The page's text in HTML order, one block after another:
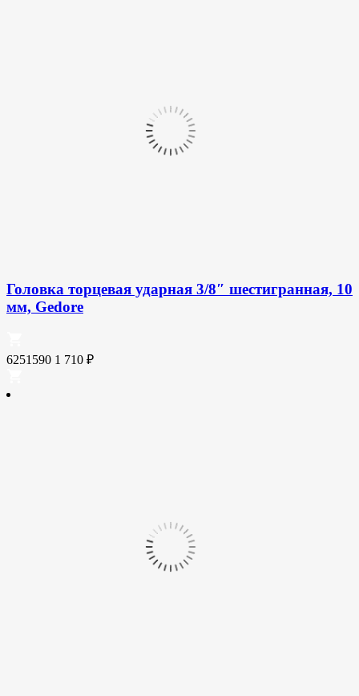
Головка торцевая ударная 3/8″ шестигранная, 10
мм, Gedore
6251590 1 710 ₽